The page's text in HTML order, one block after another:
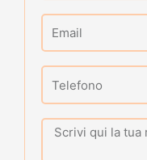
Richiesta